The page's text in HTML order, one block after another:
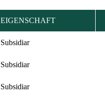
EIGENSCHAFT
Subsidiar
Subsidiar
Subsidiar